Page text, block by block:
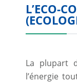
L’ECO-
La plupart
l’énergie